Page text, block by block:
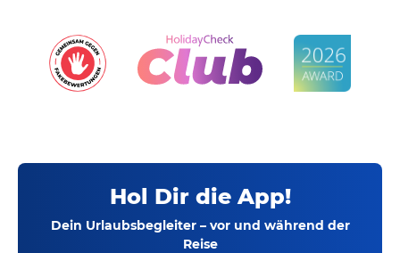
Hol Dir die App!
Dein Urlaubsbegleiter – vor und während der
Reise